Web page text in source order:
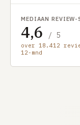
MEDIAAN REVIEW-
4,6 / 5
over 18.412
12-mnd